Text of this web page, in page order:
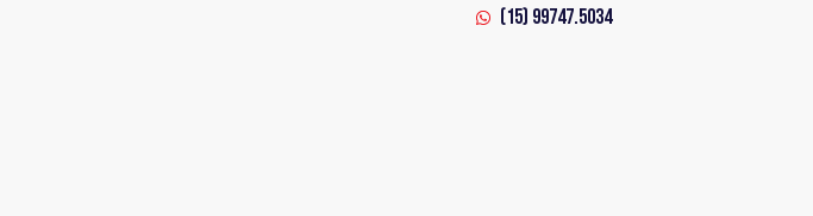
(15) 99747.5034